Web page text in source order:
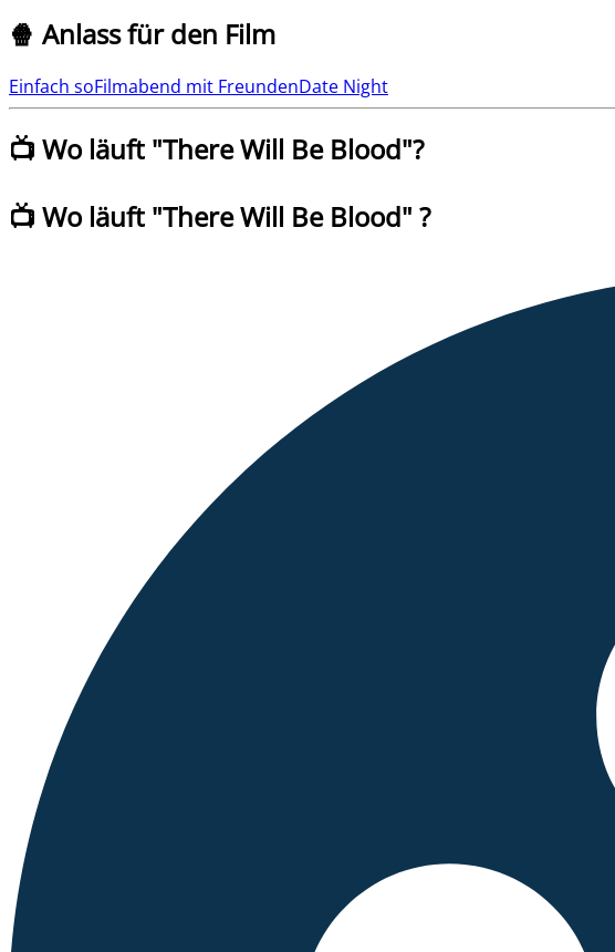
🍿 Anlass für den Film
Einfach soFilmabend mit FreundenDate Night
📺 Wo läuft "There Will Be Blood"?
📺 Wo läuft "There Will Be Blood" ?